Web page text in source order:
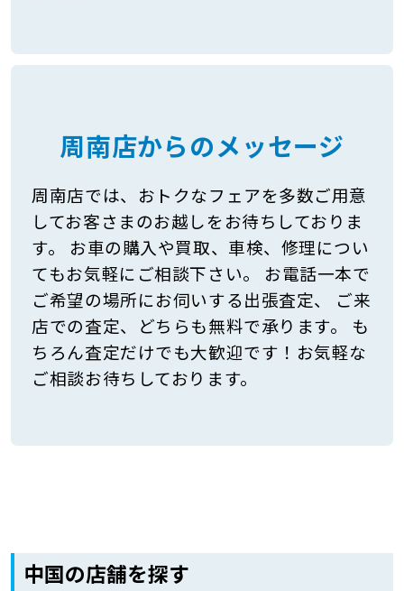
周南店からのメッセージ
周南店では、おトクなフェアを多数ご用意
してお客さまのお越しをお待ちしておりま
す。 お車の購入や買取、車検、修理につい
てもお気軽にご相談下さい。 お電話一本で
ご希望の場所にお伺いする出張査定、 ご来
店での査定、どちらも無料で承ります。 も
ちろん査定だけでも大歓迎です！お気軽な
ご相談お待ちしております。
中国の店舗を探す